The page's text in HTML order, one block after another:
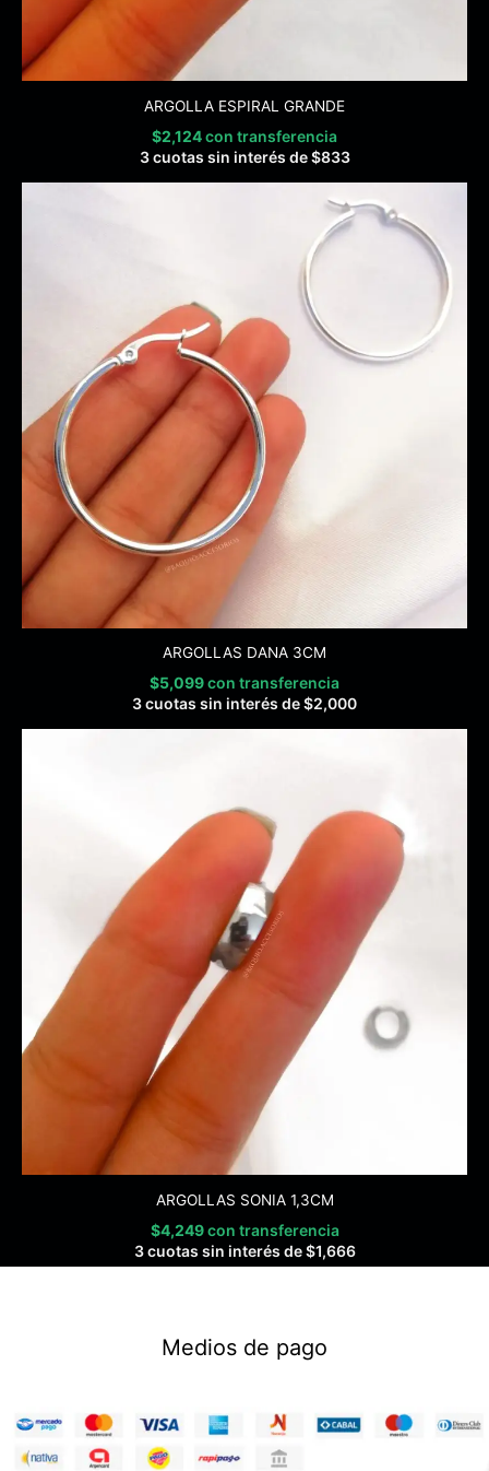
ARGOLLA ESPIRAL GRANDE
$2,124con transferencia
3 cuotas sin interés de$833
ARGOLLAS DANA 3CM
$5,099con transferencia
3 cuotas sin interés de$2,000
ARGOLLAS SONIA 1,3CM
$4,249 con transferencia
3 cuotas sin interés de$1,666
Medios de pago